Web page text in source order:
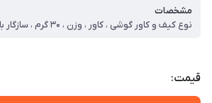
مشخصات
قیمت: